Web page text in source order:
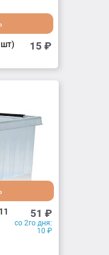
15 ₽
51 ₽
со 2го дня:
10 ₽